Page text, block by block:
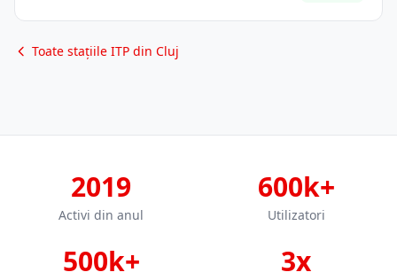
Toate stațiile ITP din Cluj
2019
Activi din anul
600k+
Utilizatori
500k+ 3x